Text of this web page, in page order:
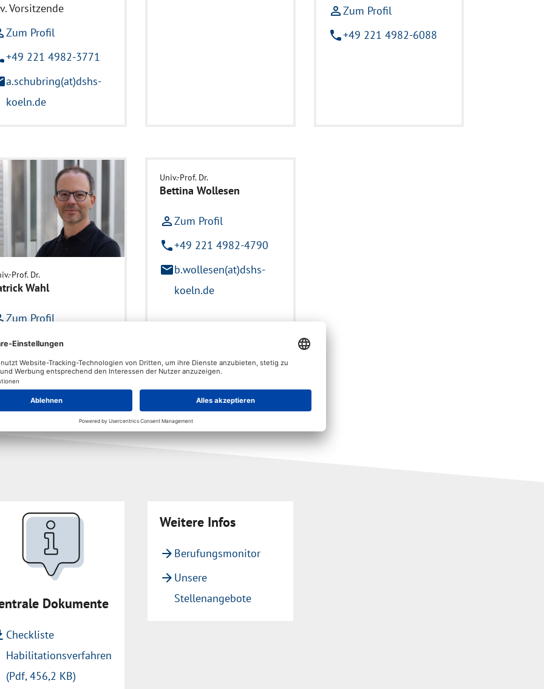
Vorsitzende
Zum Profil
+49 221 4982-3771
a.schubring(at)dshs-
koeln.de
person_outlineZum Profil
phone+49 221 4982-6088
Prof. Dr.
Wahl
Zum Profil
+49 221 4982-6160
wahl(at)dshs-koeln.de
Univ.-Prof. Dr.
Bettina Wollesen
person_outlineZum Profil
phone+49 221 4982-4790
mailb.wollesen(at)dshs-
koeln.de
Dokumente
Checkliste
Habilitationsverfahren
(Pdf, 456,2 KB)
Weitere Infos
arrow_forward Berufungsmonitor
arrow_forward Unsere
Stellenangebote